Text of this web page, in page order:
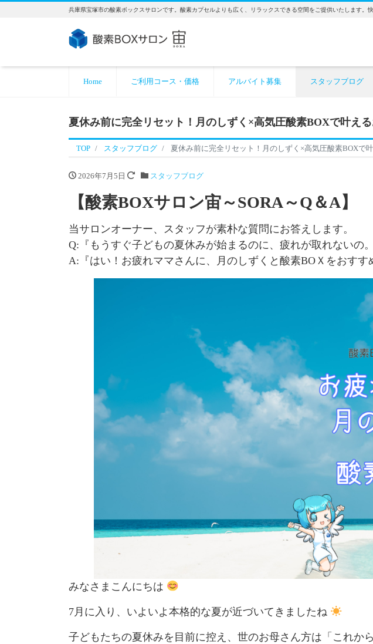
兵庫県宝塚市の酸素ボックスサロンです。酸素カプセルよりも広く、リラックスできる空間をご提供いたします。
Home ご利用コース・価格 アルバイト募集 スタッフブログ
夏休み前に完全リセット！月のしずく×高気圧酸素BOXで叶え
TOP スタッフブログ 夏休み前に完全リセット！月のしずく×高気圧酸素BOXで
2026年7月5日 スタッフブログ
【酸素BOXサロン宙～SORA～Q＆A】
当サロンオーナー、スタッフが素朴な質問にお答えします。
Q:『もうすぐ子どもの夏休みが始まるのに、疲れが取れないの
A:『はい！お疲れママさんに、月のしずくと酸素BOＸをおすす
みなさまこんにちは
7月に入り、いよいよ本格的な夏が近づいてきましたね
子どもたちの夏休みを目前に控え、世のお母さん方は「これか